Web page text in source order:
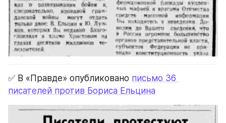
✅ В «Правде» опубликовано письмо 36
писателей против Бориса Ельцина